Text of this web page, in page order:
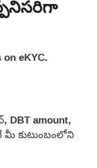
eKYC.
DBT amount,
మీ కుటుంబంలోని